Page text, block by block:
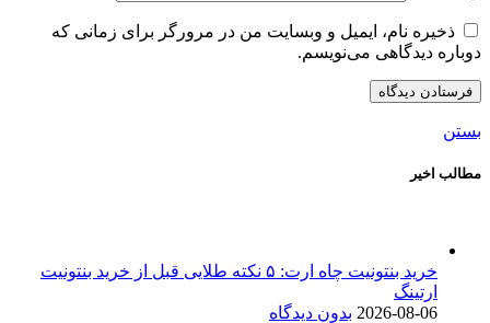
ذخیره نام، ایمیل و وبسایت من در مرورگر برای زمانی که
دوباره دیدگاهی می‌نویسم.
بستن
مطالب اخیر
خرید بنتونیت چاه ارت: ۵ نکته طلایی قبل از خرید بنتونیت
ارتینگ
2026-08-06 بدون دیدگاه